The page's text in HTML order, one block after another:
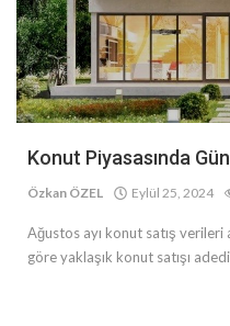
Haftalık Bülten
İletişim
Türkçe
Konut Piyasasında
Özkan ÖZEL Eylül 25, 2024
Ağustos ayı konut satış verileri
göre yaklaşık konut satışı